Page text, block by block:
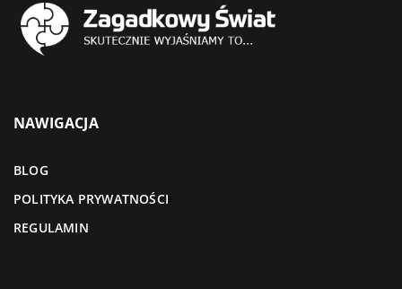
NAWIGACJA
BLOG
POLITYKA PRYWATNOŚCI
REGULAMIN